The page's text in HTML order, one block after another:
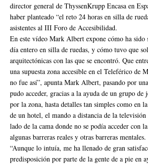
director general de ThyssenKrupp Encasa en
haber planteado “el reto 24 horas en silla de
asistentes al III Foro de Accesibilidad.
En este vídeo Mark Albert expone cómo ha sido
día entero en silla de ruedas, y cómo tuvo que
arquitectónicas con las que se encontró. Que
una supuesta zona accesible en el Teleférico de
no fue así”, apunta Mark Albert, pasando por
pudo acceder, gracias a la ayuda de un grupo de
por la zona, hasta detalles tan simples como en
de un hotel, el mando a distancia de la televisión
lado de la cama donde no se podía acceder con
algunas barreras reales y otras barreras mentales.
“Aunque lo intuía, me ha llenado de gran
predisposición por parte de la gente de a pie en